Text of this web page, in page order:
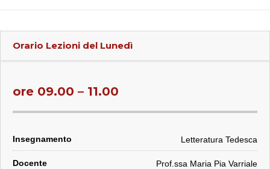
Orario Lezioni del Lunedì
ore 09.00 – 11.00
Letteratura Tedesca
Prof.ssa Maria Pia Varriale